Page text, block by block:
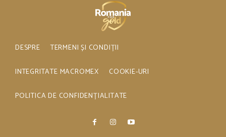
DESPRE TERMENI ȘI CONDIȚII
INTEGRITATE MACROMEX COOKIE-URI
POLITICA DE CONFIDENȚIALITATE